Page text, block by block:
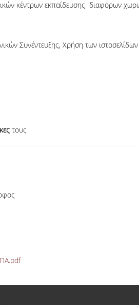
κέντρων εκπαίδευσης διαφόρων
Συνέντευξης, Χρήση των
τους